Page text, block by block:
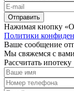
Отправить
Нажимая кнопку
Политики
Ваше сообщение
Мы свяжемся с
Рассчитать ипотеку